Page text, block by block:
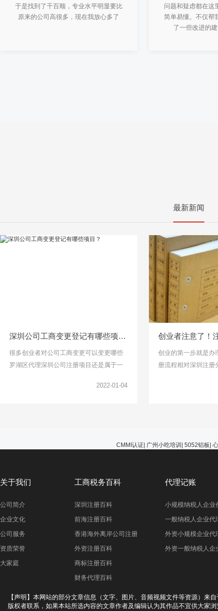
于是找到了千百顺，专业水平明显要比
原来的公司高很多，现在我放心多了
问题和疑虑都在这
简单易懂。不仅帮
了一些改进的
最新新闻
深圳公司工商变更登记有哪些项目？
很多创业者对公司工商变更可以变更哪些
罗湖区代理深圳公司注册项目还是属于一
2022-01-04
创业的第一步就是办
册流程相对深圳注册
CMMI认证| 广州小吃培训 5052铝板
关于我们
公司简介
企业文化
公司服务
资质荣誉
大家庭
工商税务百科
深圳注册百科
前海注册百科
香港海外离岸公司注册
外资注册百科
商标注册百科
财务代理百科
代理记账
小规模纳税人企业
一般纳税人企业代
外资小规模企业代
外资一般纳税人企
【声明】本网站的部分文章信息（文字、图片、音频视频文件等资源）
版权者联系，如果本站所选内容的文章作者及编辑认为其作品不宜供大家